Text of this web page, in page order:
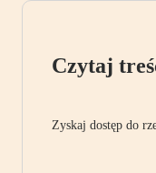
Czytaj
Zyskaj dostęp do